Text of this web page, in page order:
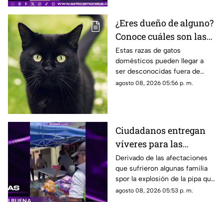
¿Eres dueño de alguno?
Conoce cuáles son las
cinco razas más raras
de gatos domésticos en
todo el mundo
Estas razas de gatos
domésticos pueden llegar a
ser desconocidas fuera de
círculos especializados, y
agosto 08, 2026 05:56 p. m.
Ciudadanos entregan
víveres para las
familias afectadas por
la explosión de pipa en
Cuernavaca
Derivado de las afectaciones
que sufrieron algunas familia
spor la explosión de la pipa que
transportaba gas LP,
agosto 08, 2026 05:53 p. m.